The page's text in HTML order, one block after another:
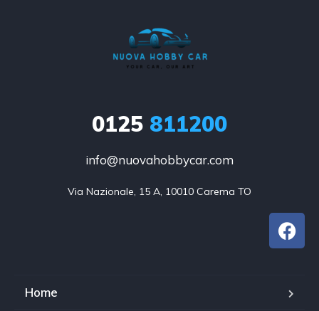
0125 811200
info@nuovahobbycar.com
Via Nazionale, 15 A, 10010 Carema TO
Home